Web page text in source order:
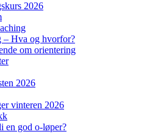
2026
– Hva og hvorfor?
om orientering
2026
vinteren 2026
en god o-løper?